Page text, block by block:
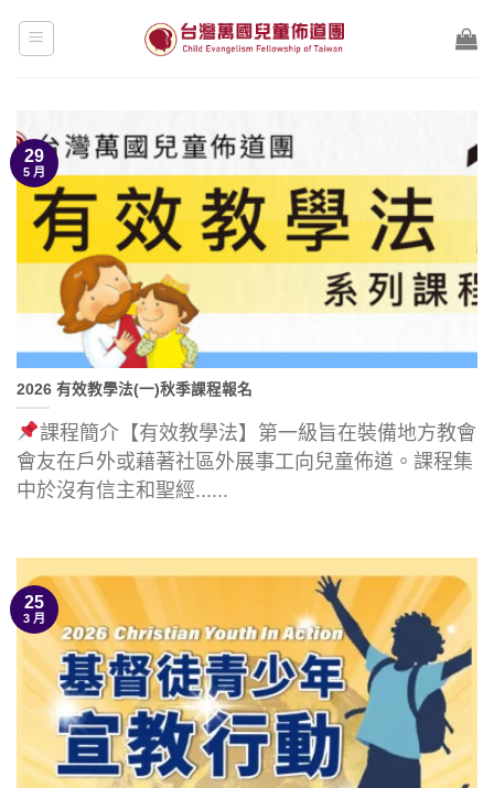
2026 有效教學法(一)秋季課程報名
課程簡介【有效教學法】第一級旨在裝備地方教會
會友在戶外或藉著社區外展事工向兒童佈道。課程集
中於沒有信主和聖經......
29
5 月
25
3 月